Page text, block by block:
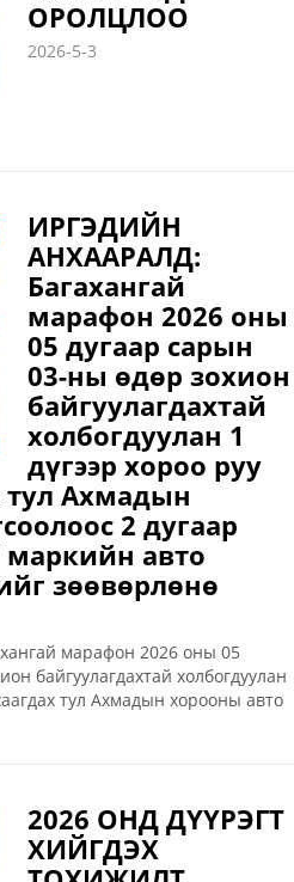
ОРОЛЦЛОО
2026-5-3
ИРГЭДИЙН
АНХААРАЛД:
Багахангай
марафон 2026 оны
05 дугаар сарын
03-ны өдөр зохион
байгуулагдахтай
холбогдуулан 1
дүгээр хороо руу
тул Ахмадын
2 дугаар
маркийн авто
зөөвөрлөнө
марафон 2026 оны 05
байгуулагдахтай холбогдуулан
тул Ахмадын хорооны авто
2026 ОНД ДҮҮРЭГТ
ХИЙГДЭХ